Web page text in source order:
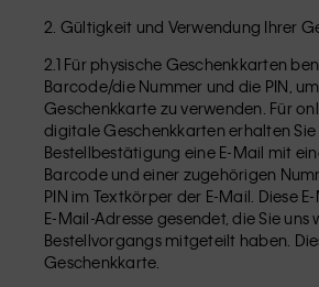
2. Gültigkeit und Verwendung Ihrer
2.1 Für physische Geschenkkarten
Barcode/die Nummer und die PIN,
Geschenkkarte zu verwenden. Für
digitale Geschenkkarten erhalten
Bestellbestätigung eine E-Mail mit
Barcode und einer zugehörigen
PIN im Textkörper der E-Mail. Diese
E-Mail-Adresse gesendet, die Sie uns
Bestellvorgangs mitgeteilt haben.
Geschenkkarte.